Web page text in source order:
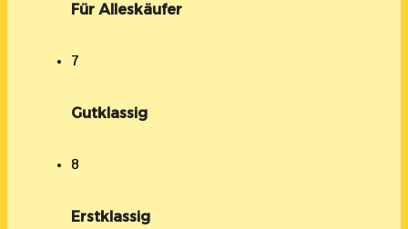
Für Alleskäufer
7
Gutklassig
8
Erstklassig